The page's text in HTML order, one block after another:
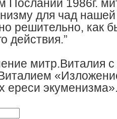
Послании 1986г.
для чад
решительно, как
действия.”
митр.Виталия
ереси